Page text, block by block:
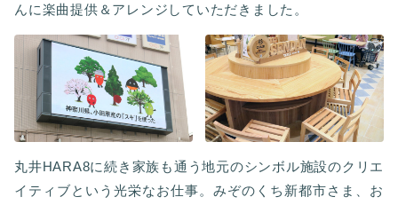
んに楽曲提供＆アレンジしていただきました。
丸井HARA8に続き家族も通う地元のシンボル施設のクリエ
イティブという光栄なお仕事。みぞのくち新都市さま、お